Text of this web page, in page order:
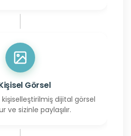
Görsel
kişiselleştirilmiş dijital görsel
ve sizinle paylaşılır.